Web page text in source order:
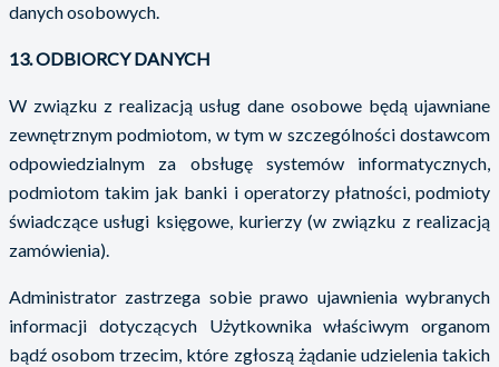
danych osobowych.
13. ODBIORCY DANYCH
W związku z realizacją usług dane osobowe będą ujawniane
zewnętrznym podmiotom, w tym w szczególności dostawcom
odpowiedzialnym za obsługę systemów informatycznych,
podmiotom takim jak banki i operatorzy płatności, podmioty
świadczące usługi księgowe, kurierzy (w związku z realizacją
zamówienia).
Administrator zastrzega sobie prawo ujawnienia wybranych
informacji dotyczących Użytkownika właściwym organom
bądź osobom trzecim, które zgłoszą żądanie udzielenia takich